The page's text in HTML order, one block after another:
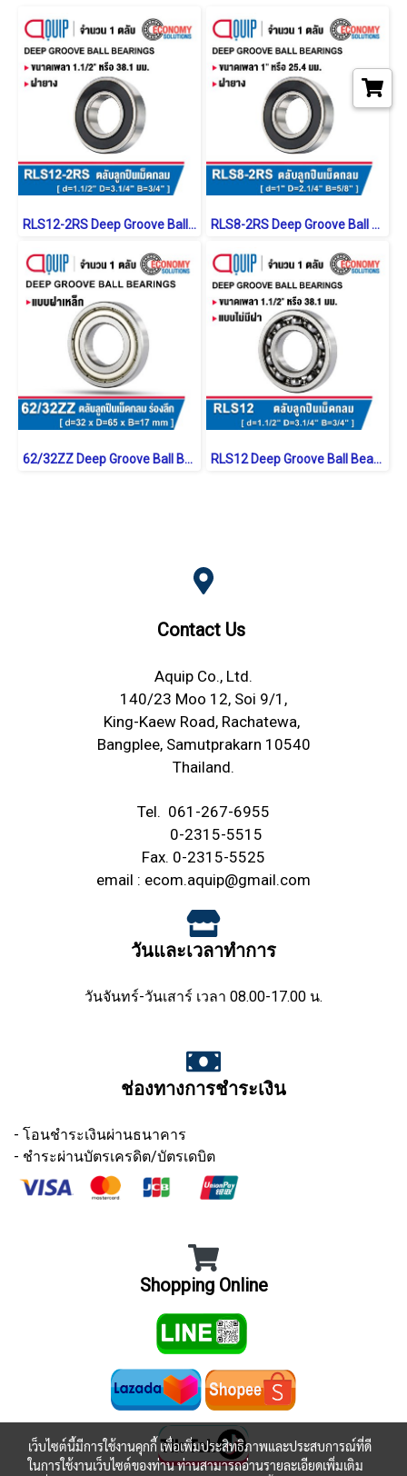
RLS12-2RS Deep Groove Ball Bearings inch. Seal Type RLS8-2RS Deep Groove Ball Bearings inch. Seal Type
62/32ZZ Deep Groove Ball Bearings Shield Type RLS12 Deep Groove Ball Bearings inch. Open Type
Contact Us
Aquip Co., Ltd.
140/23 Moo 12, Soi 9/1,
King-Kaew Road, Rachatewa,
Bangplee, Samutprakarn 10540
Thailand.
Tel. 061-267-6955
0-2315-5515
Fax. 0-2315-5525
email : ecom.aquip@gmail.com
วันและเวลาทำการ
วันจันทร์-วันเสาร์ เวลา 08.00-17.00 น.
ช่องทางการชำระเงิน
- โอนชำระเงินผ่านธนาคาร
- ชำระผ่านบัตรเครดิต/บัตรเดบิต
Shopping Online
เว็บไซต์นี้มีการใช้งานคุกกี้ เพื่อเพิ่มประสิทธิภาพและประสบการณ์ที่ดี
ในการใช้งานเว็บไซต์ของท่าน ท่านสามารถอ่านรายละเอียดเพิ่มเติม